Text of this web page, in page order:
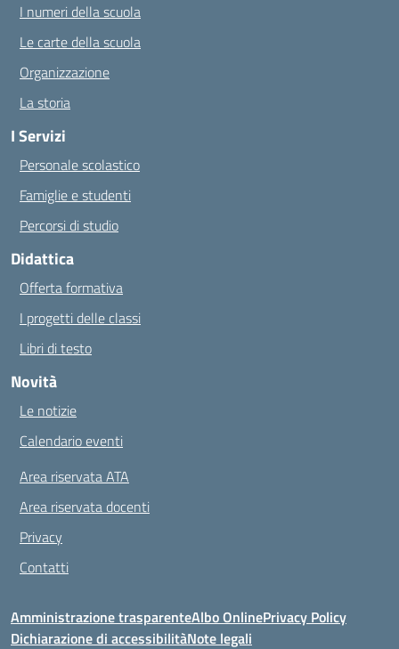
I numeri della scuola
Le carte della scuola
Organizzazione
La storia
I Servizi
Personale scolastico
Famiglie e studenti
Percorsi di studio
Didattica
Offerta formativa
I progetti delle classi
Libri di testo
Novità
Le notizie
Calendario eventi
Area riservata ATA
Area riservata docenti
Privacy
Contatti
Amministrazione trasparenteAlbo OnlinePrivacy Policy
Dichiarazione di accessibilitàNote legali